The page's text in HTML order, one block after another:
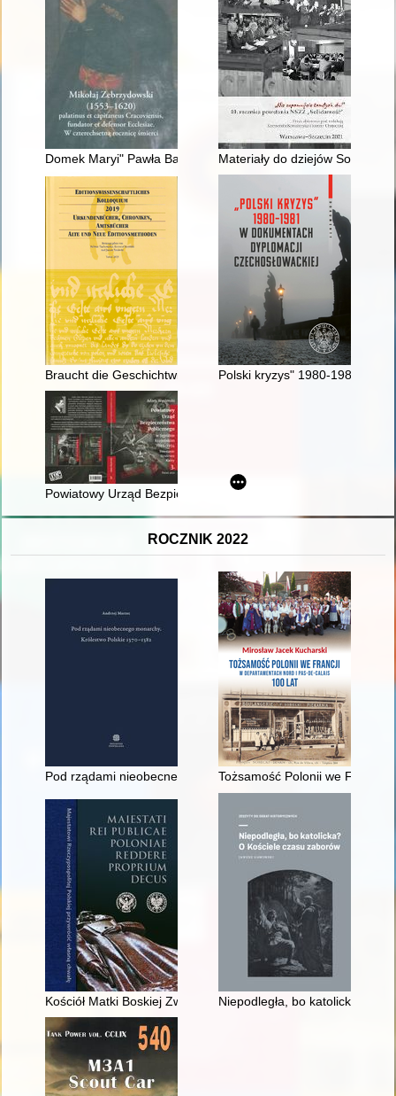
Domek Maryi" Pawła Baudartha i ołtarz Matki Boskiej
Materiały do dziejów
Braucht die Geschichtwissenschaft noch Epigrafiker?
Polski kryzys" 1980-1981 w
Powiatowy Urząd Bezpieczeństwa Publicznego w Sępólnie
ROCZNIK 2022
Pod rządami nieobecnego monarchy : Królestwo Polskie
Tożsamość Polonii we Francji
Kościół Matki Boskiej Zwycięskiej i inne warszawskie
Niepodległa, bo katolicka? : o